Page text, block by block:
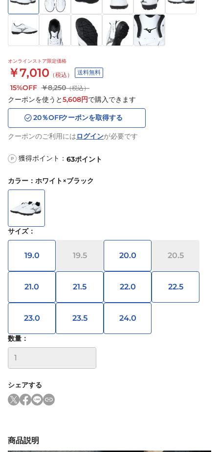
オンラインストア限定価格
￥7,010 （税込） 送料無料
15%OFF ￥8,250（税込）
クーポンを使うと5,608円で購入できます
20％OFFクーポンを取得する
クーポンのご利用にはログインが必要です
P 獲得ポイント： 63ポイント
カラー ： ホワイト×ブラック
サイズ：
19.0 19.5 20.0 20.5
21.0 21.5 22.0 22.5
23.0 23.5 24.0
数量：
シェアする
商品説明